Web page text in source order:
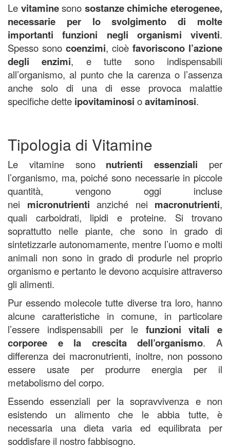
Le vitaminesono sostanze chimiche eterogenee,
necessarie per lo svolgimento di molte
importanti funzioni negli organismi viventi.
Spesso sono coenzimi, cioè favoriscono l’azione
degli enzimi, e tutte sono indispensabili
all’organismo, al punto che la carenza o l’assenza
anche solo di una di esse provoca malattie
specifiche dette ipovitaminosi oavitaminosi.
Tipologia di Vitamine
Le vitamine sono nutrienti essenziali per
l’organismo, ma, poiché sono necessarie in piccole
quantità, vengono oggi incluse
nei micronutrienti anziché nei macronutrienti,
quali carboidrati, lipidi e proteine. Si trovano
soprattutto nelle piante, che sono in grado di
sintetizzarle autonomamente, mentre l’uomo e molti
animali non sono in grado di produrle nel proprio
organismo e pertanto le devono acquisire attraverso
gli alimenti.
Pur essendo molecole tutte diverse tra loro, hanno
alcune caratteristiche in comune, in particolare
l’essere indispensabili per le funzioni vitali e
corporee e la crescita dell’organismo. A
differenza dei macronutrienti, inoltre, non possono
essere usate per produrre energia per il
metabolismo del corpo.
Essendo essenziali per la sopravvivenza e non
esistendo un alimento che le abbia tutte, è
necessaria una dieta varia ed equilibrata per
soddisfare il nostro fabbisogno.